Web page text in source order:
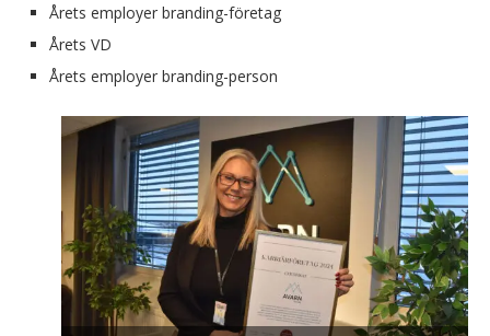
Årets employer branding-företag
Årets VD
Årets employer branding-person